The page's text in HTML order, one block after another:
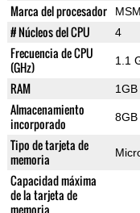
Marca del procesador
# Núcleos del CPU 4
Frecuencia de CPU
(GHz)
1.1
RAM 1GB
Almacenamiento
incorporado
8GB
Tipo de tarjeta de
memoria
Capacidad máxima
de la tarjeta de
memoria